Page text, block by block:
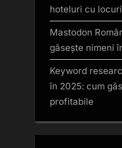
hoteluri cu
Mastodon
găsește nimeni
Keyword
în 2025: cum
profitabile